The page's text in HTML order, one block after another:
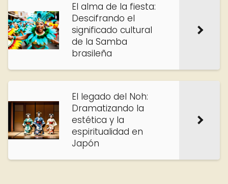
El alma de la fiesta:
Descifrando el
significado cultural
de la Samba
brasileña
El legado del Noh:
Dramatizando la
estética y la
espiritualidad en
Japón